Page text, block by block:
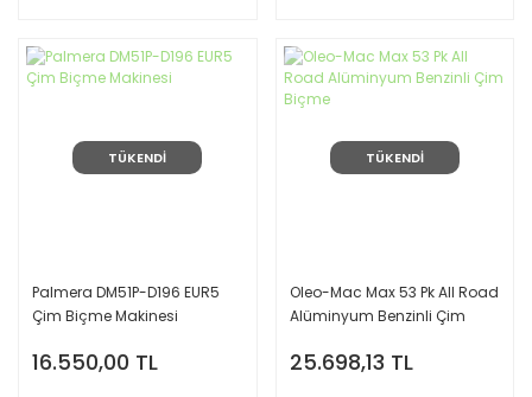
TÜKENDİ
Palmera DM51P-D196 EUR5
Çim Biçme Makinesi
16.550,00 TL
TÜKENDİ
Oleo-Mac Max 53 Pk All Road
Alüminyum Benzinli Çim
25.698,13 TL